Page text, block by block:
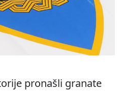
pronašli granate